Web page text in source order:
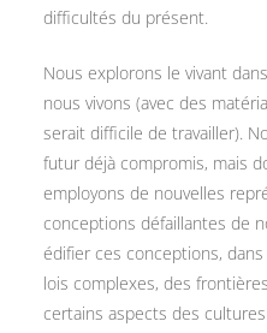
difficultés du présent.
Nous explorons le vivant
nous vivons (avec des
serait difficile de travailler).
futur déjà compromis, mais
employons de nouvelles
conceptions défaillantes de
édifier ces conceptions,
lois complexes, des
certains aspects des